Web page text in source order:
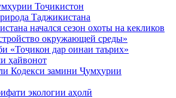
Тоҷикистон
Таджикистана
начался сезон охоты на кекликов
окружающей среды»
«Тоҷикон дар оинаи таърих»
ҳайвонот
Кодекси замини Ҷумҳурии
экологии аҳолӣ